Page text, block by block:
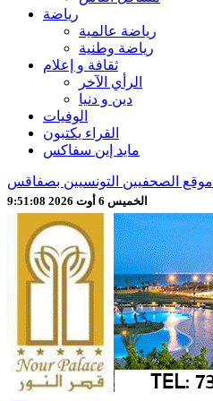
رياضة
رياضة عالمية
رياضة وطنية
ثقافة و إعلام
الرأي الآخر
دين و دنيا
الوفيات
القراء يكتبون
مايد إين سفاكس
موقع الصحفيين التونسيين بصفاقس
الخميس 6 أوت 2026 9:51:11